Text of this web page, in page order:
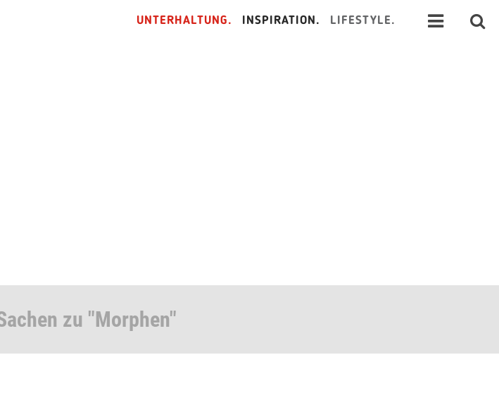
UNTERHALTUNG. INSPIRATION. LIFESTYLE.
zu "Morphen"